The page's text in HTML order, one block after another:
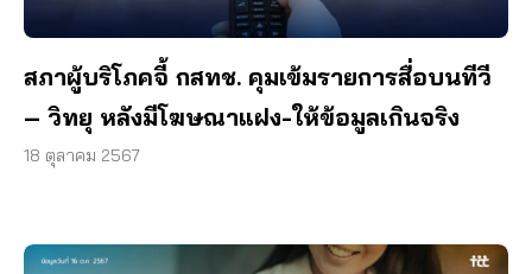
สภาผู้บริโภคจี้ กสทช. คุมเข้มรายการสื่อบนทีวี
– วิทยุ หลังมีโฆษณาแฝง-ให้ข้อมูลเกินจริง
18 ตุลาคม 2567